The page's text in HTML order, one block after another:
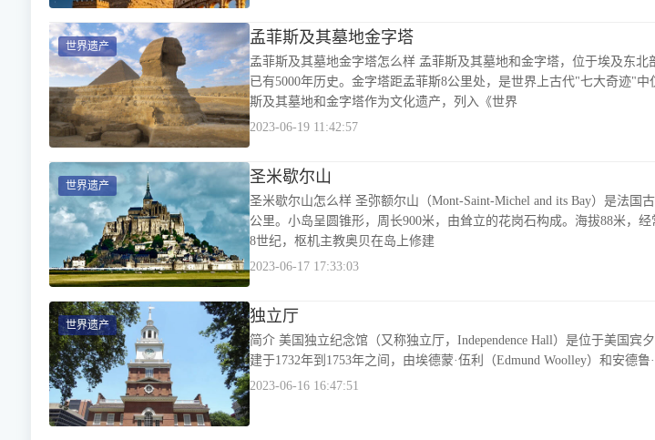
世界遗产 孟菲斯及其墓地金字塔
孟菲斯及其墓地金字塔怎么样 孟菲斯及其墓地和金字塔，位于埃及东北
已有5000年历史。金字塔距孟菲斯8公里处，是世界上古代"七大奇迹"
斯及其墓地和金字塔作为文化遗产，列入《世界
2023-06-19 11:42:57
世界遗产 圣米歇尔山
圣米歇尔山怎么样 圣弥额尔山（Mont-Saint-Michel and its Bay）是法国
公里。小岛呈圆锥形，周长900米，由耸立的花岗石构成。海拔88米，经常
8世纪，枢机主教奥贝在岛上修建
2023-06-17 17:33:03
世界遗产 独立厅
简介 美国独立纪念馆（又称独立厅，Independence Hall）是位于美国宾夕法尼亚州费城的一栋乔治风格的红砖建筑物。
建于1732年到1753年之间，由埃德蒙·伍利（Edmund Woolley）和安德
2023-06-16 16:47:51